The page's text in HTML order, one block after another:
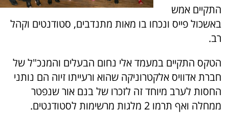
התקיים אמש
באשכול פייס ונכחו בו מאות מתנדבים, סטודנטים וקהל
רב.
הטקס התקיים במעמד אלי נחום הבעלים והמנכ"ל של
חברת אדוויס אלקטרוניקה שהוא ורעייתו זיוה הם נותני
החסות לערב מיוחד זה לזכרו של בנם אור שנפטר
ממחלה ואף תרמו 2 מלגות מרשימות לסטודנטים.